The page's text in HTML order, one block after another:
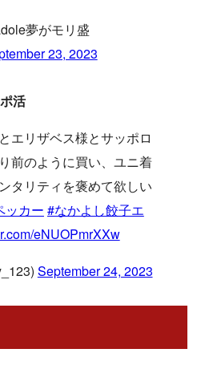
夢がモリ盛
23, 2023
活
エリザベス様とサッポロ
前のように買い、ユニ着
タリティを褒めて欲しい
ッカー #なかよし餃子エ
eNUOPmrXXw
September 24, 2023